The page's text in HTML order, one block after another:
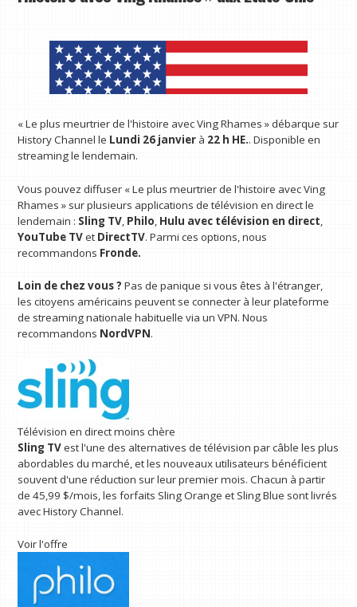
« Le plus meurtrier de l'histoire avec Ving Rhames » débarque sur
History Channel le Lundi 26 janvier à 22 h HE.. Disponible en
streaming le lendemain.
Vous pouvez diffuser « Le plus meurtrier de l'histoire avec Ving
Rhames » sur plusieurs applications de télévision en direct le
lendemain : Sling TV Philo Hulu avec télévision en direct
YouTube TVet DirectTV. Parmi ces options, nous
recommandons Fronde.
Loin de chez vous ?Pas de panique si vous êtes à l'étranger,
les citoyens américains peuvent se connecter à leur plateforme
de streaming nationale habituelle via un VPN. Nous
recommandons NordVPN.
Télévision en direct moins chère
Sling TVest l'une des alternatives de télévision par câble les plus
abordables du marché, et les nouveaux utilisateurs bénéficient
souvent d'une réduction sur leur premier mois. Chacun à partir
de 45,99 $/mois, les forfaits Sling Orange et Sling Blue sont livrés
avec History Channel.
Voir l'offre